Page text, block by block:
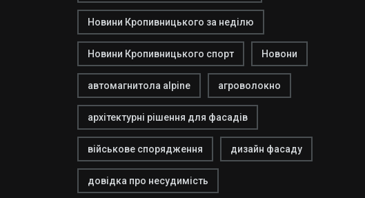
Новини Кропивницького за неділю
Новини Кропивницького спорт Новони
автомагнитола alpine агроволокно
архітектурні рішення для фасадів
військове спорядження дизайн фасаду
довідка про несудимість